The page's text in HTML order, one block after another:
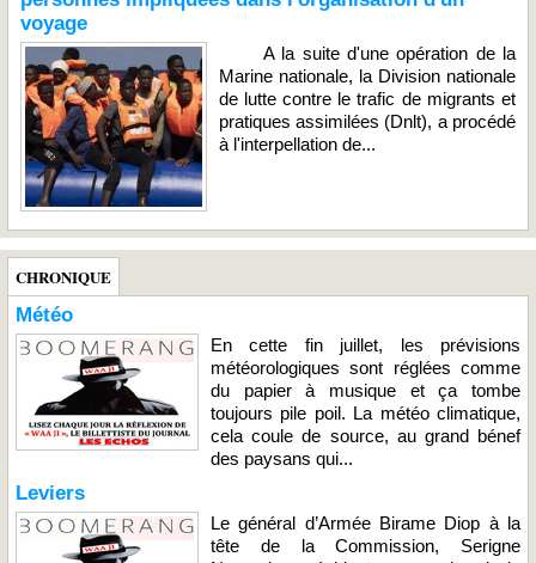
voyage
A la suite d'une opération de la
Marine nationale, la Division nationale
de lutte contre le trafic de migrants et
pratiques assimilées (Dnlt), a procédé
à l'interpellation de...
CHRONIQUE
Météo
En cette fin juillet, les prévisions
météorologiques sont réglées comme
du papier à musique et ça tombe
toujours pile poil. La météo climatique,
cela coule de source, au grand bénef
des paysans qui...
Leviers
Le général d’Armée Birame Diop à la
tête de la Commission, Serigne